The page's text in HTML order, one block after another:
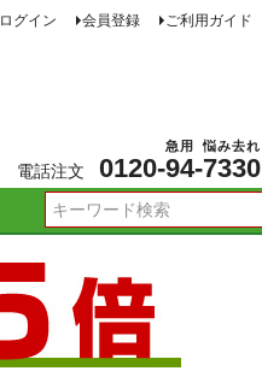
ログイン 会員登録 ご利用ガイド
電話注文 0120-94
急用
-7330
悩み去れ